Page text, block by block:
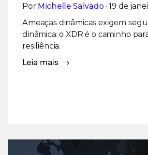
Por Michelle Salvado· 19 de
Ameaças dinâmicas exigem
dinâmica: o XDR é o caminho
resiliência.
Leia mais